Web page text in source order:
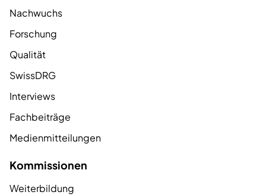
Nachwuchs
Forschung
Qualität
SwissDRG
Interviews
Fachbeiträge
Medienmitteilungen
Kommissionen
Weiterbildung